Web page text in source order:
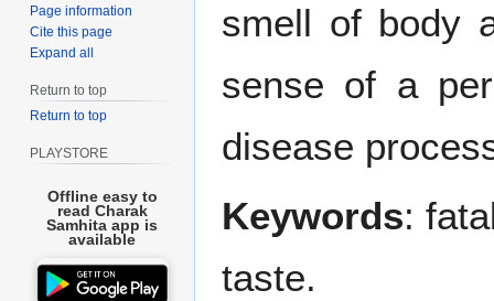
smell of body
sense of a
disease
Keywords:
taste.
Page information
Cite this page
Expand all
Return to top
Return to top
PLAYSTORE
Offline easy to
read Charak
Samhita app is
available